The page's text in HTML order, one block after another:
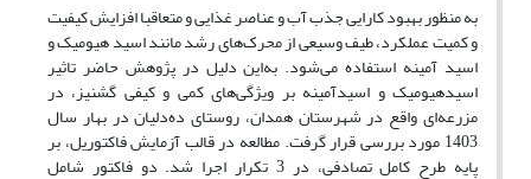
به منظور بهبود کارایی جذب آب و عناصر غذایی و متعاقبا افزایش کیفیت
و کمیت عملکرد، طیف وسیعی از محرک‌های رشد مانند اسید هیومیک و
اسید آمینه استفاده می‌شود. به‌این دلیل در پژوهش حاضر تاثیر
اسیدهیومیک و اسیدآمینه بر ویژگی‌های کمی و کیفی گشنیز، در
مزرعه‌ای واقع در شهرستان همدان، روستای ده‌دلیان در بهار سال
1403 مورد بررسی قرار گرفت. مطالعه در قالب آزمایش فاکتوریل، بر
پایه طرح کامل تصادفی، در 3 تکرار اجرا شد. دو فاکتور شامل